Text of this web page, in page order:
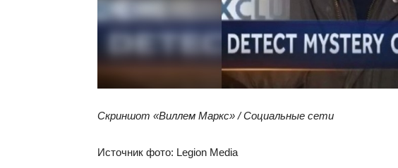
Скриншот «Виллем Маркс» / Социальные сети
Источник фото: Legion Media